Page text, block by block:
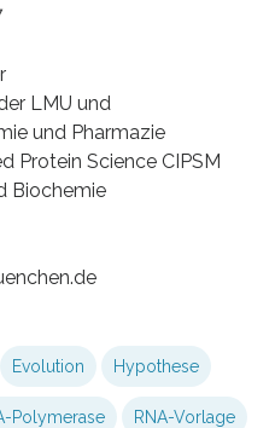
LMU und
und Pharmazie
Protein Science CIPSM
Biochemie
Evolution Hypothese
Polymerase RNA-Vorlage